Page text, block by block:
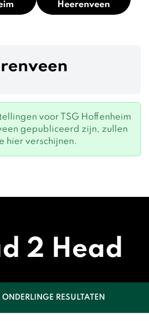
Heerenveen
voor TSG Hoffenheim
gepubliceerd zijn, zullen
hier verschijnen.
2 Head
ONDERLINGE RESULTATEN